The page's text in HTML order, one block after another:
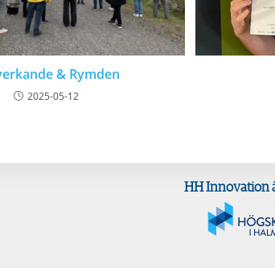
& Rymden
2025-05-12
HH Innovation